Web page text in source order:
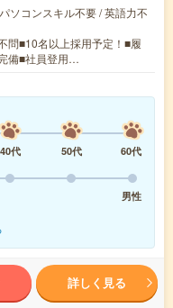
ソコンスキル不要 / 英語力不
問■10名以上採用予定！■履
備■社員登用…
40代 50代
60代
男性
詳しく見る